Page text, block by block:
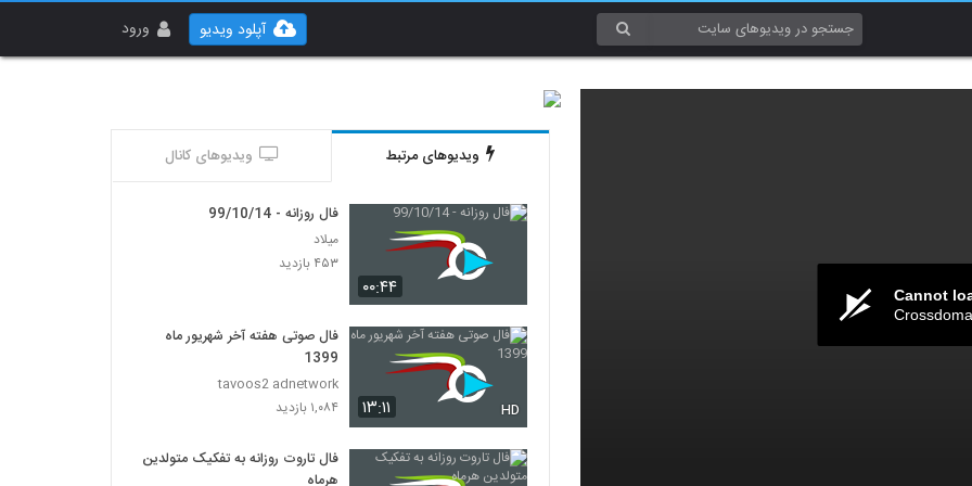
ورود آپلود ویدیو
Cannot
ویدیوهای مرتبط ویدیوهای کانال
۰۰:۴۴
فال روزانه - 99/10/14
میلاد
۴۵۳ بازدید
۱۳:۱۱ HD
فال صوتی هفته آخر شهریور ماه
1399
tavoos2 adnetwork
۱,۰۸۴ بازدید
فال تاروت روزانه به تفکیک متولدین
هرماه